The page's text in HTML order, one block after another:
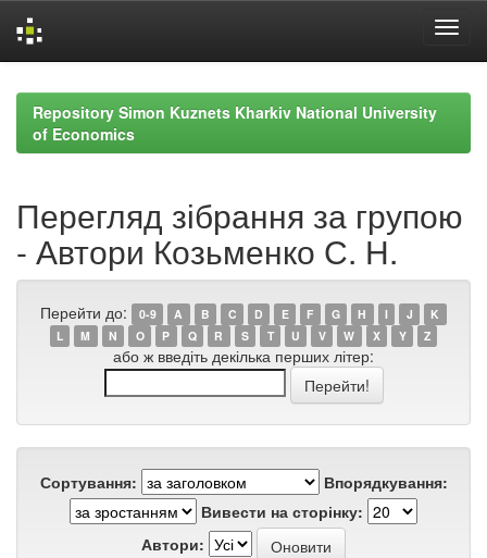
navigationRepository Simon Kuznets Kharkiv National University
of Economics
Перегляд зібрання за групою
- Автори Козьменко С. Н.
Перейти до: 0-9 A B C D E F G H I J
K
L
M N O P Q R S T U V W X Y Z
або ж введіть декілька перших літер:
Сортування:
Впорядкування:
Вивести на сторінку:
Автори: